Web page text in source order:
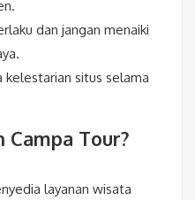
dan jangan menaiki
kelestarian situs selama
Tour?
layanan wisata